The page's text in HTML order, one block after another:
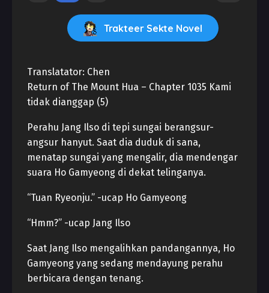
Trakteer Sekte Novel
Translatator: Chen
Return of The Mount Hua – Chapter 1035 Kami
tidak dianggap (5)
Perahu Jang Ilso di tepi sungai berangsur-
angsur hanyut. Saat dia duduk di sana,
menatap sungai yang mengalir, dia mendengar
suara Ho Gamyeong di dekat telinganya.
“Tuan Ryeonju.” -ucap Ho Gamyeong
“Hmm?” -ucap Jang Ilso
Saat Jang Ilso mengalihkan pandangannya, Ho
Gamyeong yang sedang mendayung perahu
berbicara dengan tenang.